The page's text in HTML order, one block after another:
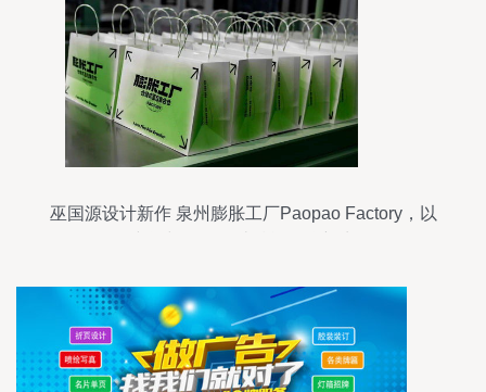
巫国源设计新作 泉州膨胀工厂Paopao Factory，以